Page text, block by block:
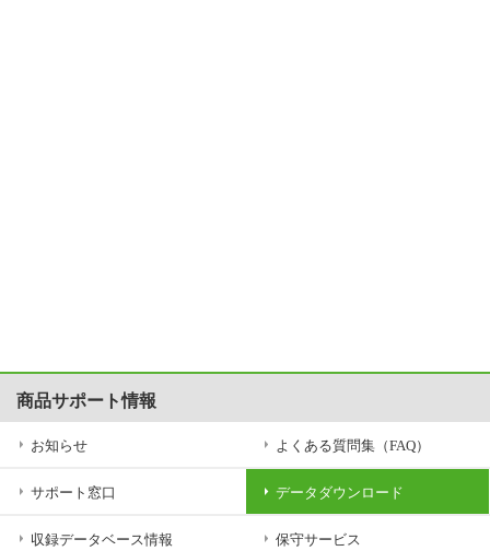
商品サポート情報
お知らせ よくある質問集（FAQ）
サポート窓口 データダウンロード
収録データベース情報 保守サービス